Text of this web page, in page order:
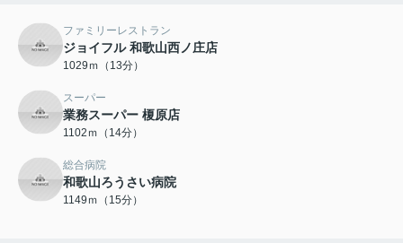
ファミリーレストラン
ジョイフル 和歌山西ノ庄店
1029ｍ（13分）
スーパー
業務スーパー 榎原店
1102ｍ（14分）
総合病院
和歌山ろうさい病院
1149ｍ（15分）